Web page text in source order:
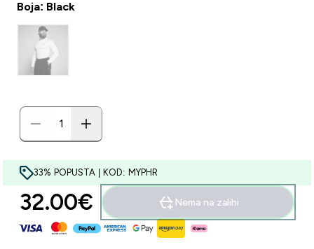
Boja: Black
33% POPUSTA | KOD: MYPHR
32.00€‎ Nema na zalihi